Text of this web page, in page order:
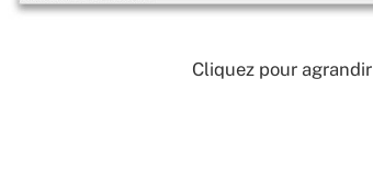
Cliquez pour agrandir